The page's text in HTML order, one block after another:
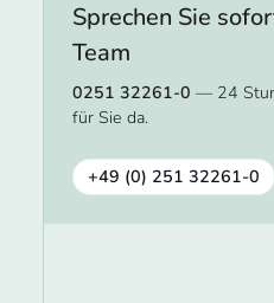
Sprechen Sie
Team
0251 32261-0 — 24
für Sie da.
+49 (0) 251 32261-0